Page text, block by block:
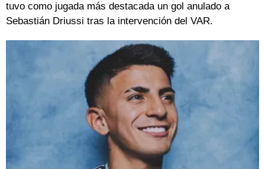
tuvo como jugada más destacada un gol anulado a
Sebastián Driussi tras la intervención del VAR.